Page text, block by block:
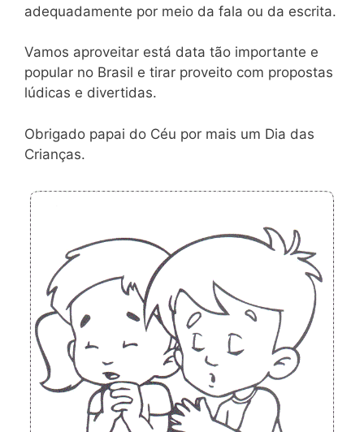
adequadamente por meio da fala ou da escrita.
Vamos aproveitar está data tão importante e
popular no Brasil e tirar proveito com propostas
lúdicas e divertidas.
Obrigado papai do Céu por mais um Dia das
Crianças.